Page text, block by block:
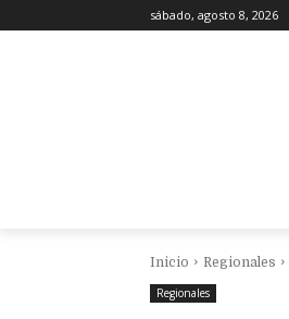
sábado, agosto 8, 2026
Inicio Regionales
Regionales